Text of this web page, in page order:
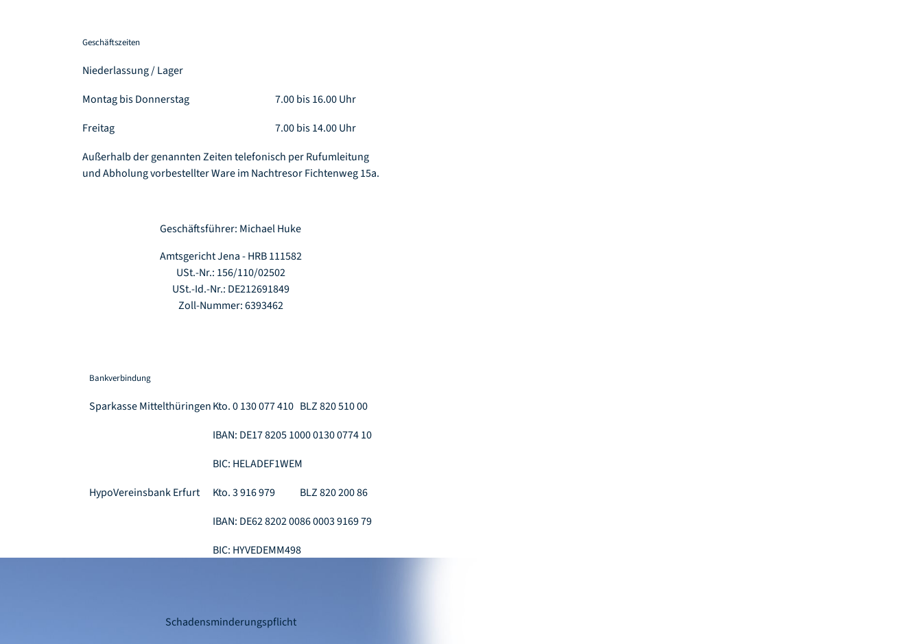
Geschäftszeiten
Niederlassung / Lager
Montag bis Donnerstag
7.00 bis 16.00 Uhr
Freitag
7.00 bis 14.00 Uhr
Außerhalb der genannten Zeiten telefonisch per Rufumleitung
und Abholung vorbestellter Ware im Nachtresor Fichtenweg 15a.
Geschäftsführer: Michael Huke
Amtsgericht Jena - HRB 111582
USt.-Nr.: 156/110/02502
USt.-Id.-Nr.: DE212691849
Zoll-Nummer: 6393462
Bankverbindung
Sparkasse MittelthüringenKto. 0 130 077 410 BLZ 820 510 00
IBAN: DE17 8205 1000 0130 0774 10
BIC: HELADEF1WEM
HypoVereinsbank Erfurt
Kto. 3 916 979
BLZ 820 200 86
IBAN: DE62 8202 0086 0003 9169 79
BIC: HYVEDEMM498
Schadensminderungspflicht